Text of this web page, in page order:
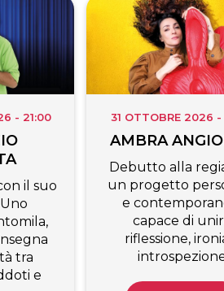
- 21:00
il suo
tra
e
31 OTTOBRE 2026 -
AMBRA
Debutto alla
un progetto
e
capace di
riflessione,